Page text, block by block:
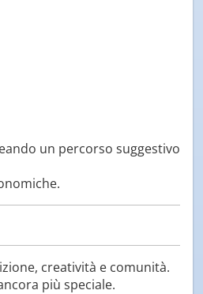
un percorso suggestivo
creatività e comunità.
più speciale.